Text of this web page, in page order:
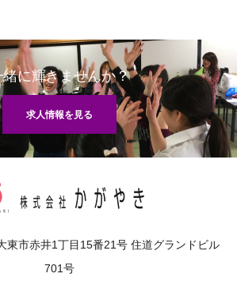
緒に輝きませんか？
求人情報を見る
東市赤井1丁目15番21号 住道グランドビル
701号